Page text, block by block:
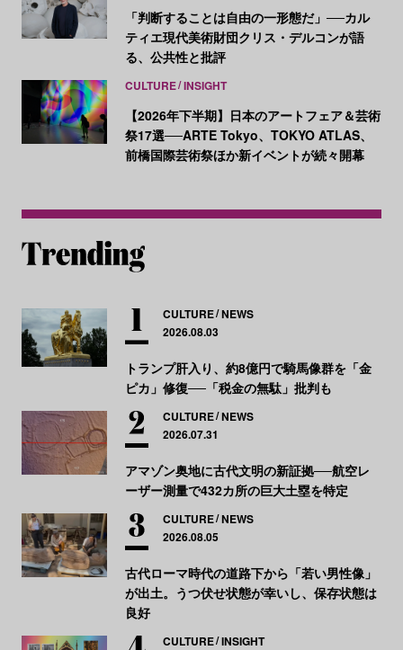
「判断することは自由の一形態だ」──カル
ティエ現代美術財団クリス・デルコンが語
る、公共性と批評
CULTURE INSIGHT
【2026年下半期】日本のアートフェア＆芸術
祭17選──ARTE Tokyo、TOKYO ATLAS、
前橋国際芸術祭ほか新イベントが続々開幕
CULTURE NEWS
2026.08.03
トランプ肝入り、約8億円で騎馬像群を「金
ピカ」修復──「税金の無駄」批判も
CULTURE NEWS
2026.07.31
アマゾン奥地に古代文明の新証拠──航空レ
ーザー測量で432カ所の巨大土塁を特定
CULTURE NEWS
2026.08.05
古代ローマ時代の道路下から「若い男性像」
が出土。うつ伏せ状態が幸いし、保存状態は
良好
CULTURE INSIGHT